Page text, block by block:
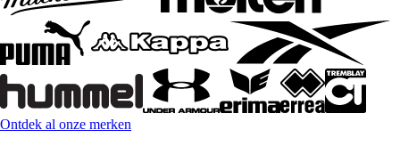
Ontdek al onze merken